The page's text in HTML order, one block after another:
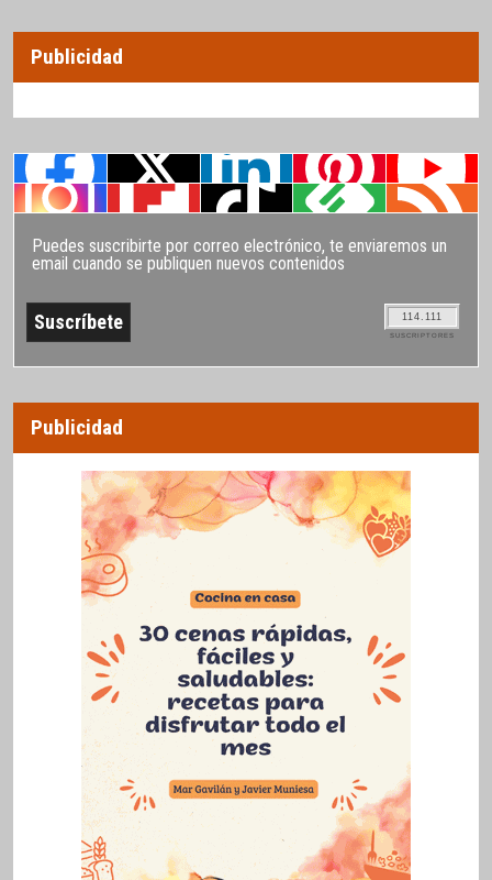
Publicidad
Puedes suscribirte por correo electrónico, te enviaremos un
email cuando se publiquen nuevos contenidos
114.111
SUSCRIPTORES
Publicidad